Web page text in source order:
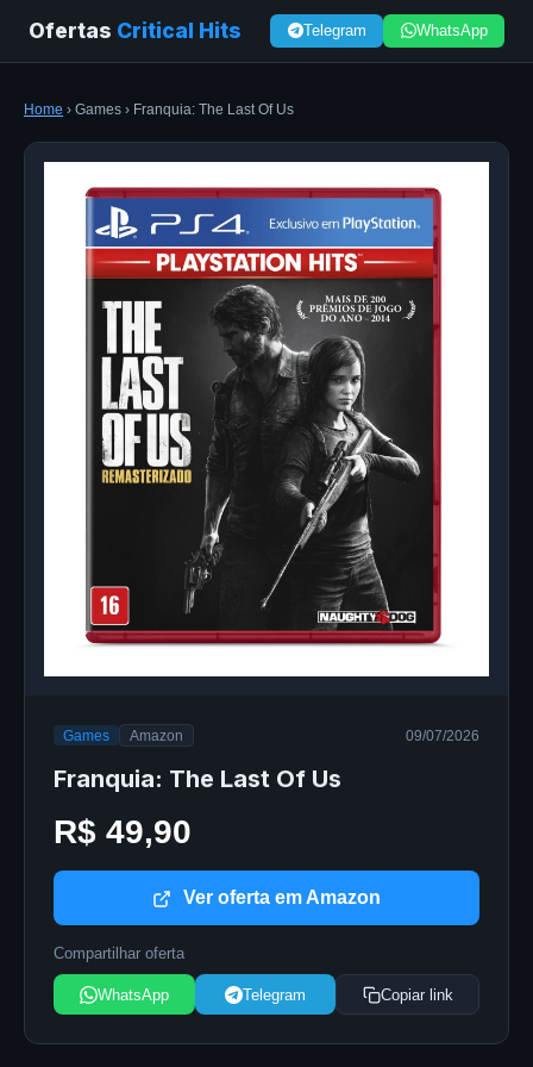
Ofertas Critical Hits Telegram WhatsApp
Home › Games › Franquia: The Last Of Us
Games Amazon 09/07/2026
Franquia: The Last Of Us
R$ 49,90
Ver oferta em Amazon
Compartilhar oferta
WhatsApp Telegram Copiar link